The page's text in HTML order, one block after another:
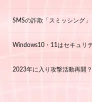
SMSの詐欺「スミッシング
Windows10・11はセキュリ
2023年に入り攻撃活動再開